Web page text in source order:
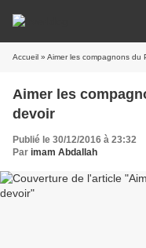
Accueil » Aimer les compagnons du
Aimer les
devoir
Publié le 30/12/2016 à 23:32
Par imam Abdallah